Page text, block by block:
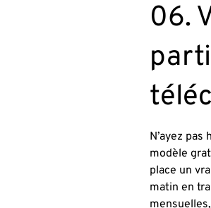
06.
N’ayez
modèle
place un
matin en